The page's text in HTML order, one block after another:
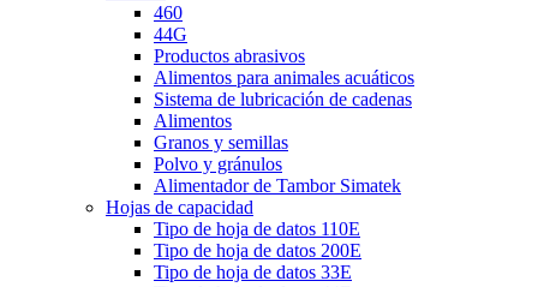
460
44G
Productos abrasivos
Alimentos para animales acuáticos
Sistema de lubricación de cadenas
Alimentos
Granos y semillas
Polvo y gránulos
Alimentador de Tambor Simatek
Hojas de capacidad
Tipo de hoja de datos 110E
Tipo de hoja de datos 200E
Tipo de hoja de datos 33E